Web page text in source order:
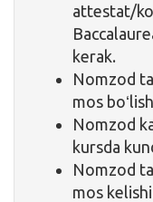
attestat/
kerak.
Nomzod
mos
Nomzod
kursda
Nomzod
mos